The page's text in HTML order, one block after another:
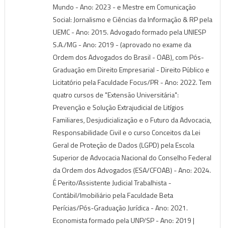
Mundo - Ano: 2023 - e Mestre em Comunicação
Social: Jornalismo e Ciências da Informação & RP pela
UEMC - Ano: 2015. Advogado formado pela UNIESP
S.A./MG - Ano: 2019 - (aprovado no exame da
Ordem dos Advogados do Brasil - OAB), com Pós-
Graduação em Direito Empresarial - Direito Público e
Licitatório pela Faculdade Focus/PR - Ano: 2022. Tem
quatro cursos de "Extensão Universitária":
Prevenção e Solução Extrajudicial de Litígios
Familiares, Desjudicialização e o Futuro da Advocacia,
Responsabilidade Civil e o curso Conceitos da Lei
Geral de Proteção de Dados (LGPD) pela Escola
Superior de Advocacia Nacional do Conselho Federal
da Ordem dos Advogados (ESA/CFOAB) - Ano: 2024.
É Perito/Assistente Judicial Trabalhista -
Contábil/Imobiliário pela Faculdade Beta
Perícias/Pós-Graduação Jurídica - Ano: 2021.
Economista formado pela UNP/SP - Ano: 2019 |